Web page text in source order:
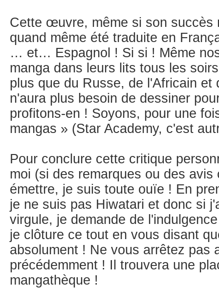
Cette œuvre, même si son succès
quand même été traduite en
… et… Espagnol ! Si si ! Même
manga dans leurs lits tous les
plus que du Russe, de l'Africain et
n'aura plus besoin de dessiner
profitons-en ! Soyons, pour une
mangas » (Star Academy, c'est
Pour conclure cette critique
moi (si des remarques ou des
émettre, je suis toute ouïe ! En
je ne suis pas Hiwatari et donc si
virgule, je demande de
je clôture ce tout en vous disant
absolument ! Ne vous arrêtez pas
précédemment ! Il trouvera une
mangathèque !